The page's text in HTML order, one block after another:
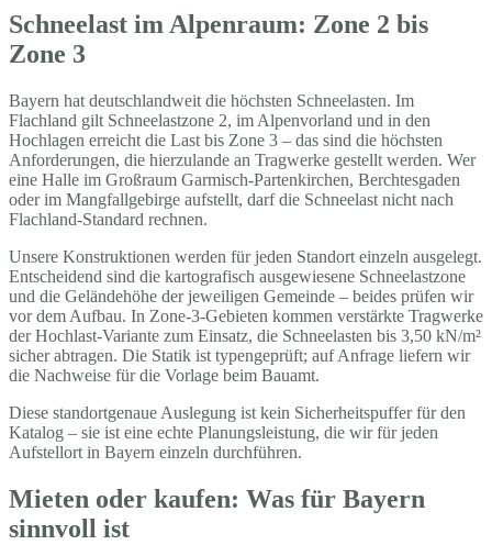
Schneelast im Alpenraum: Zone 2 bis
Zone 3
Bayern hat deutschlandweit die höchsten Schneelasten. Im
Flachland gilt Schneelastzone 2, im Alpenvorland und in den
Hochlagen erreicht die Last bis Zone 3 – das sind die höchsten
Anforderungen, die hierzulande an Tragwerke gestellt werden. Wer
eine Halle im Großraum Garmisch-Partenkirchen, Berchtesgaden
oder im Mangfallgebirge aufstellt, darf die Schneelast nicht nach
Flachland-Standard rechnen.
Unsere Konstruktionen werden für jeden Standort einzeln ausgelegt.
Entscheidend sind die kartografisch ausgewiesene Schneelastzone
und die Geländehöhe der jeweiligen Gemeinde – beides prüfen wir
vor dem Aufbau. In Zone-3-Gebieten kommen verstärkte Tragwerke
der Hochlast-Variante zum Einsatz, die Schneelasten bis 3,50 kN/m²
sicher abtragen. Die Statik ist typengeprüft; auf Anfrage liefern wir
die Nachweise für die Vorlage beim Bauamt.
Diese standortgenaue Auslegung ist kein Sicherheitspuffer für den
Katalog – sie ist eine echte Planungsleistung, die wir für jeden
Aufstellort in Bayern einzeln durchführen.
Mieten oder kaufen: Was für Bayern
sinnvoll ist